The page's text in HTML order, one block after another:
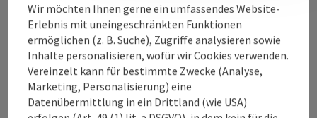
InstagramFacebookYouTube
Wir möchten Ihnen gerne ein umfassendes Website-
Erlebnis mit uneingeschränkten Funktionen
ermöglichen (z. B. Suche), Zugriffe analysieren sowie
Inhalte personalisieren, wofür wir Cookies verwenden.
Vereinzelt kann für bestimmte Zwecke (Analyse,
Marketing, Personalisierung) eine
Datenübermittlung in ein Drittland (wie USA)